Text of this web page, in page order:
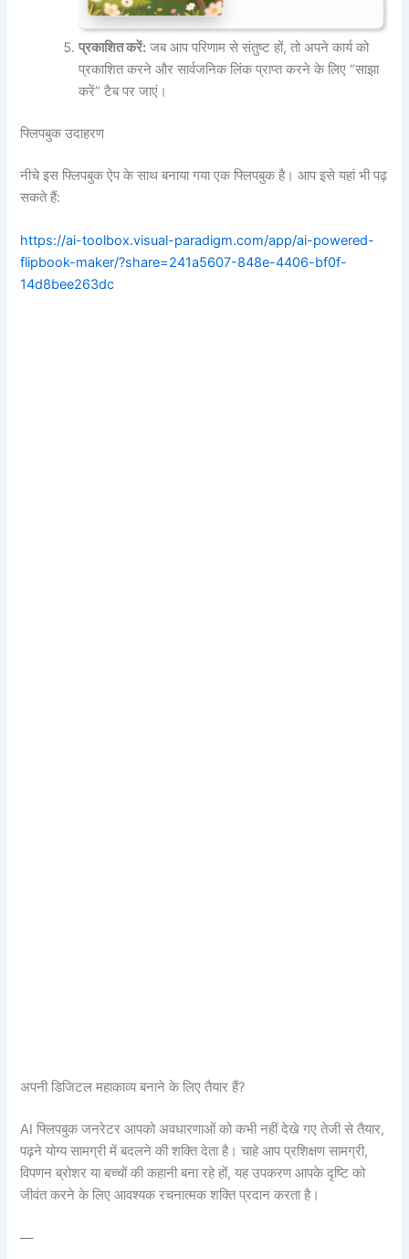
प्रकाशित करें: जब आप परिणाम से संतुष्ट हों, तो अपने कार्य को
प्रकाशित करने और सार्वजनिक लिंक प्राप्त करने के लिए “साझा
करें” टैब पर जाएं।
फ्लिपबुक उदाहरण
नीचे इस फ्लिपबुक ऐप के साथ बनाया गया एक फ्लिपबुक है। आप इसे यहां भी पढ़
सकते हैं:
https://ai-toolbox.visual-paradigm.com/app/ai-powered-
flipbook-maker/?share=241a5607-848e-4406-bf0f-
14d8bee263dc
अपनी डिजिटल महाकाव्य बनाने के लिए तैयार हैं?
AI फ्लिपबुक जनरेटर आपको अवधारणाओं को कभी नहीं देखे गए तेजी से तैयार,
पढ़ने योग्य सामग्री में बदलने की शक्ति देता है। चाहे आप प्रशिक्षण सामग्री,
विपणन ब्रोशर या बच्चों की कहानी बना रहे हों, यह उपकरण आपके दृष्टि को
जीवंत करने के लिए आवश्यक रचनात्मक शक्ति प्रदान करता है।
—